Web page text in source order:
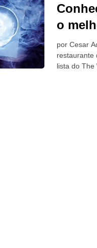
o
por Cesar
restaurante
lista do The